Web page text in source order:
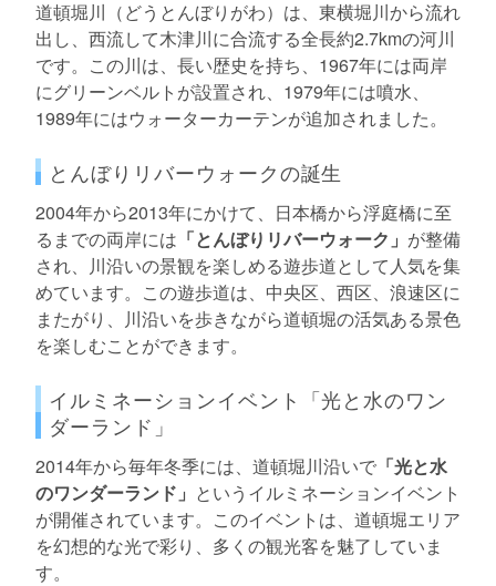
道頓堀川（どうとんぼりがわ）は、東横堀川から流れ
出し、西流して木津川に合流する全長約2.7kmの河川
です。この川は、長い歴史を持ち、1967年には両岸
にグリーンベルトが設置され、1979年には噴水、
1989年にはウォーターカーテンが追加されました。
とんぼりリバーウォークの誕生
2004年から2013年にかけて、日本橋から浮庭橋に至
るまでの両岸には 「とんぼりリバーウォーク」 が整備
され、川沿いの景観を楽しめる遊歩道として人気を集
めています。この遊歩道は、中央区、西区、浪速区に
またがり、川沿いを歩きながら道頓堀の活気ある景色
を楽しむことができます。
イルミネーションイベント「光と水のワン
ダーランド」
2014年から毎年冬季には、道頓堀川沿いで 「光と水
のワンダーランド」 というイルミネーションイベント
が開催されています。このイベントは、道頓堀エリア
を幻想的な光で彩り、多くの観光客を魅了していま
す。